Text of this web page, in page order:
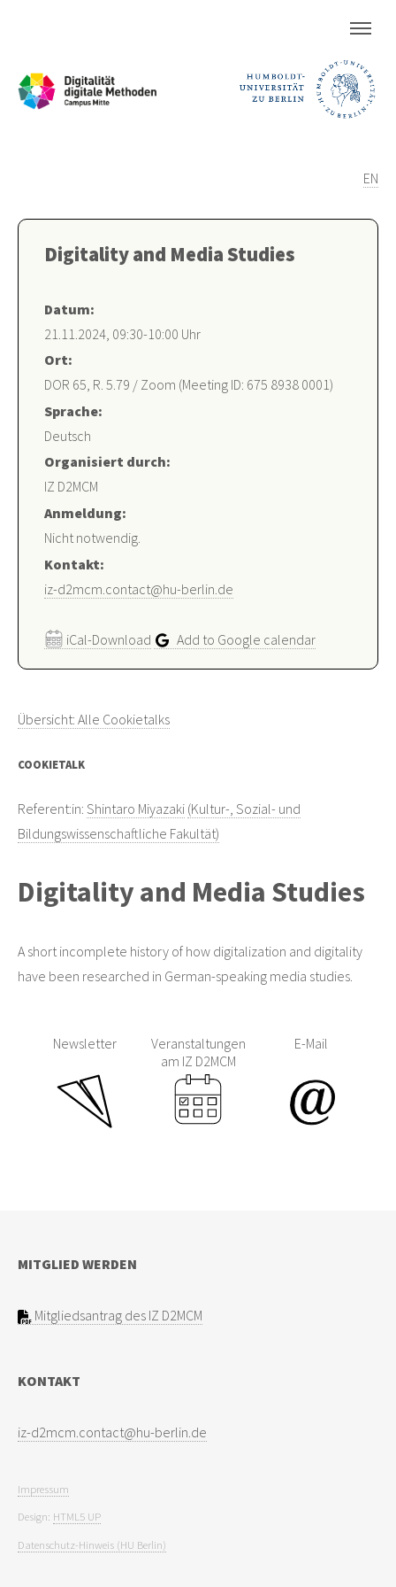
EN
Digitality and Media Studies
Datum:
21.11.2024, 09:30-10:00 Uhr
Ort:
DOR 65, R. 5.79 / Zoom (Meeting ID: 675 8938 0001)
Sprache:
Deutsch
Organisiert durch:
IZ D2MCM
Anmeldung:
Nicht notwendig.
Kontakt:
iz-d2mcm.contact@hu-berlin.de
iCal-Download Add to Google calendar
Übersicht: Alle Cookietalks
COOKIETALK
Referent:in: Shintaro Miyazaki (Kultur-, Sozial- und
Bildungswissenschaftliche Fakultät)
Digitality and Media Studies
A short incomplete history of how digitalization and digitality
have been researched in German-speaking media studies.
Newsletter
Veranstaltungen
am IZ D2MCM
E-Mail
KONTAKT
MITGLIED WERDEN
Mitgliedsantrag des IZ D2MCM
Impressum
Design: HTML5 UP
Datenschutz-Hinweis (HU Berlin)